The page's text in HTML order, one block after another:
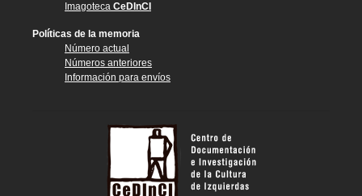
Imagoteca CeDInCI
Políticas de la memoria
Número actual
Números anteriores
Información para envíos